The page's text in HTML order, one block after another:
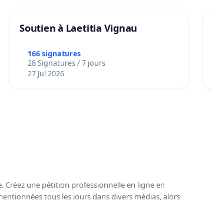
Soutien à Laetitia Vignau
166 signatures
28 Signatures / 7 jours
27 Jul 2026
une pétition professionnelle en ligne en
tous les jours dans divers médias, alors